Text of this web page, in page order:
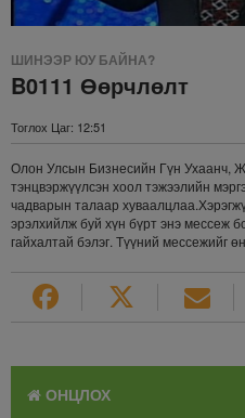
ШИНЭЭР ЮУ БАЙНА?
B0111 Өөрчлөлт
Тоглох Цаг: 12:51
Олон Улсын Бизнесийн Гүн Ухаанч,
тэнцвэржүүлсэн хоол тэжээлийн
чадварын талаар
эрэлхийлж буй хүн бүрт энэ мессеж
гайхалтай бэлэг. Түүний мессежийг
ОНЦЛОХ